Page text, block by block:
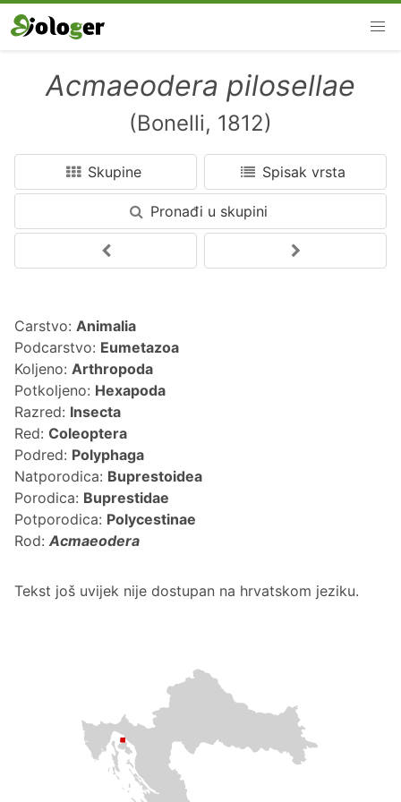
Acmaeodera pilosellae
(Bonelli, 1812)
Skupine Spisak vrsta
Pronađi u skupini
Carstvo: Animalia
Podcarstvo: Eumetazoa
Koljeno: Arthropoda
Potkoljeno: Hexapoda
Razred: Insecta
Red: Coleoptera
Podred: Polyphaga
Natporodica: Buprestoidea
Porodica: Buprestidae
Potporodica: Polycestinae
Rod: Acmaeodera
Tekst još uvijek nije dostupan na hrvatskom jeziku.